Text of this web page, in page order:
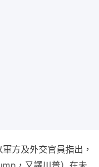
方及外交官員指出，